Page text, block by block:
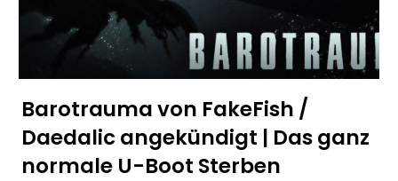
Barotrauma von FakeFish /
Daedalic angekündigt | Das ganz
normale U-Boot Sterben